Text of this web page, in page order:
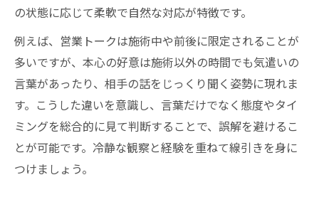
の状態に応じて柔軟で自然な対応が特徴です。
例えば、営業トークは施術中や前後に限定されることが
多いですが、本心の好意は施術以外の時間でも気遣いの
言葉があったり、相手の話をじっくり聞く姿勢に現れま
す。こうした違いを意識し、言葉だけでなく態度やタイ
ミングを総合的に見て判断することで、誤解を避けるこ
とが可能です。冷静な観察と経験を重ねて線引きを身に
つけましょう。